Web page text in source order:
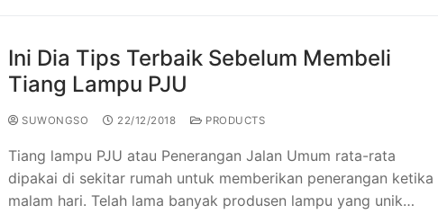
Ini Dia Tips Terbaik Sebelum Membeli
Tiang Lampu PJU
SUWONGSO 22/12/2018 PRODUCTS
Tiang lampu PJU atau Penerangan Jalan Umum rata-rata
dipakai di sekitar rumah untuk memberikan penerangan ketika
malam hari. Telah lama banyak produsen lampu yang unik…